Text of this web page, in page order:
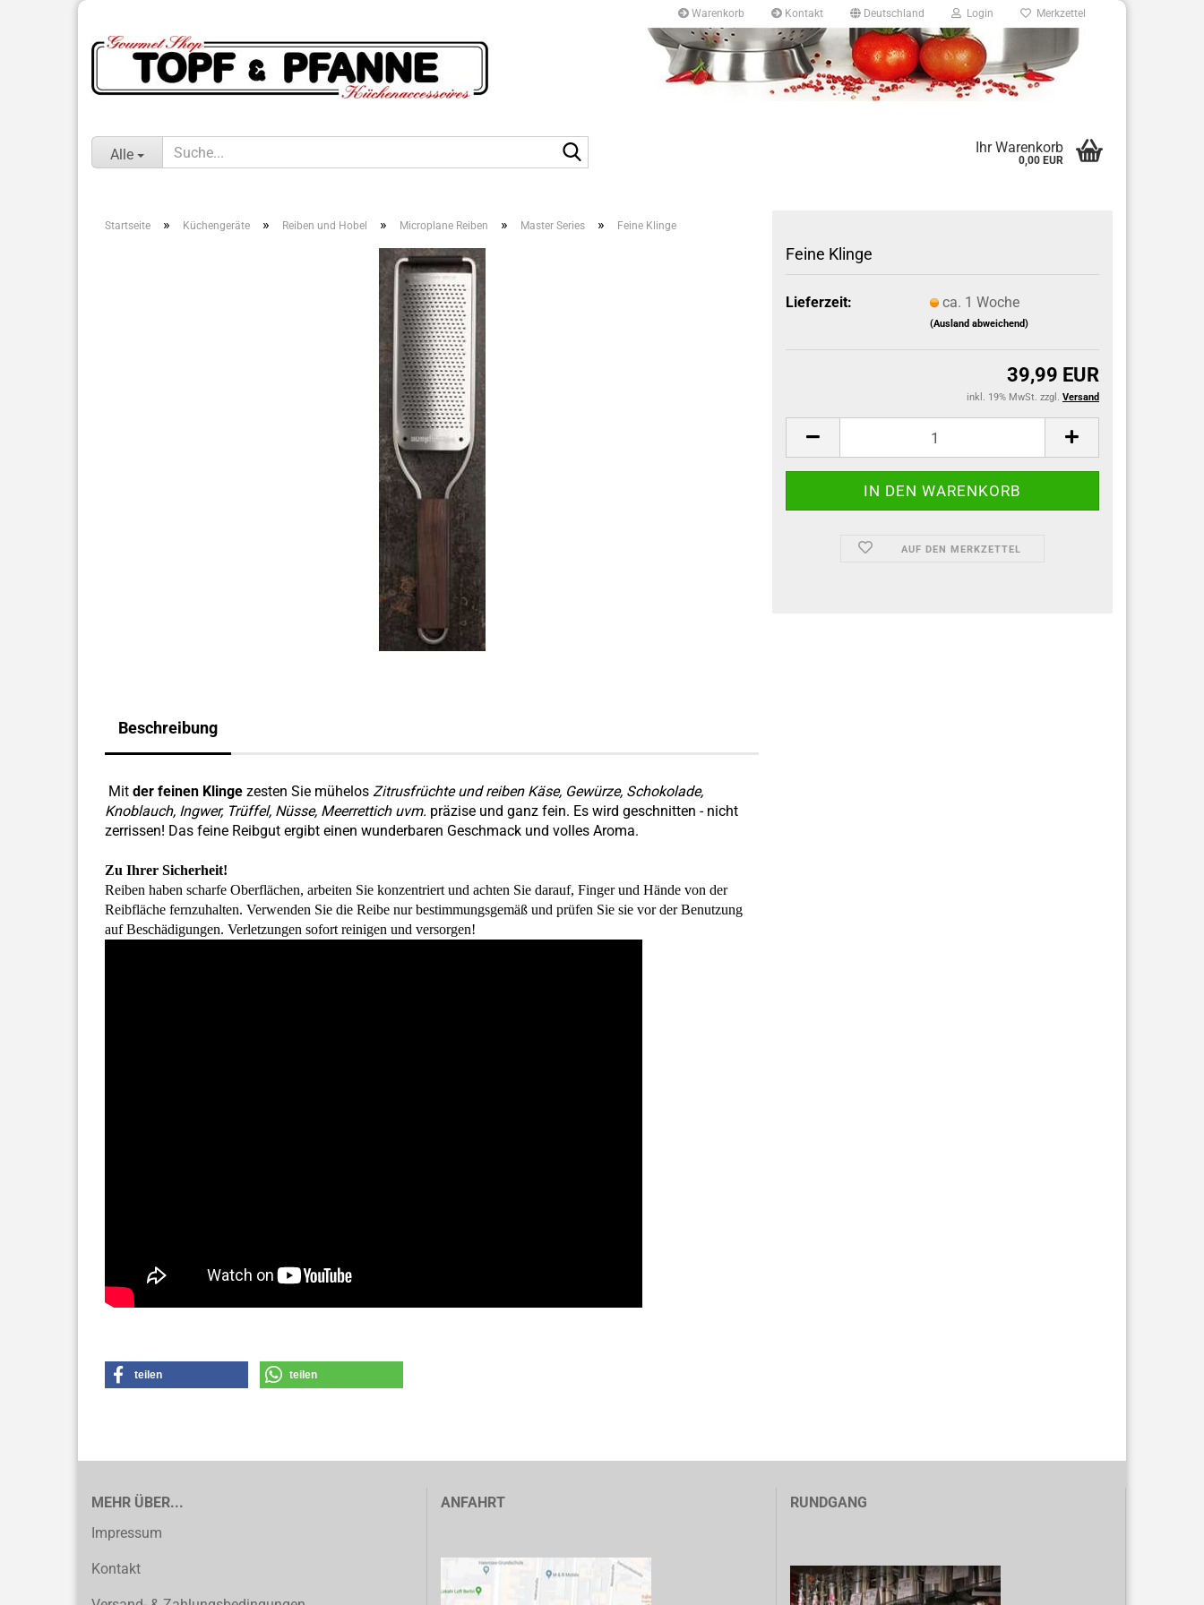
Warenkorb Kontakt Deutschland Login Merkzettel
Alle Ihr Warenkorb
0,00 EUR
Startseite » Küchengeräte » Reiben und Hobel » Microplane Reiben » Master Series » Feine Klinge
Feine Klinge
Lieferzeit: ca. 1 Woche
(Ausland abweichend)
39,99 EUR
inkl. 19% MwSt. zzgl. Versand
AUF DEN MERKZETTEL
Beschreibung
Mit der feinen Klinge zesten Sie mühelos Zitrusfrüchte und reiben Käse, Gewürze, Schokolade,
Knoblauch, Ingwer, Trüffel, Nüsse, Meerrettich uvm. präzise und ganz fein. Es wird geschnitten - nicht
zerrissen! Das feine Reibgut ergibt einen wunderbaren Geschmack und volles Aroma.
Zu Ihrer Sicherheit!
Reiben haben scharfe Oberflächen, arbeiten Sie konzentriert und achten Sie darauf, Finger und Hände von der
Reibfläche fernzuhalten. Verwenden Sie die Reibe nur bestimmungsgemäß und prüfen Sie sie vor der Benutzung
auf Beschädigungen. Verletzungen sofort reinigen und versorgen!
teilen teilen
MEHR ÜBER...
Impressum
Kontakt
ANFAHRT RUNDGANG